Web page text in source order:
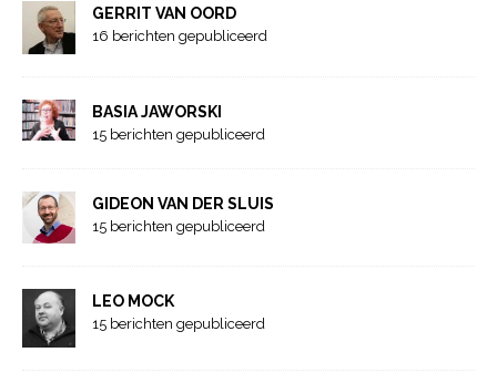
GERRIT VAN OORD
16 berichten gepubliceerd
BASIA JAWORSKI
15 berichten gepubliceerd
GIDEON VAN DER SLUIS
15 berichten gepubliceerd
LEO MOCK
15 berichten gepubliceerd